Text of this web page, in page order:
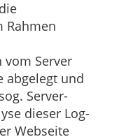
Rahmen
Server
abgelegt und
Server-
dieser Log-
Webseite